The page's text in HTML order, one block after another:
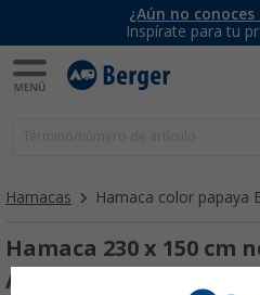
¿Aún no
Inspírate para tu
Hamacas Hamaca color papaya
Hamaca 230 x 150 cm
Amazonas